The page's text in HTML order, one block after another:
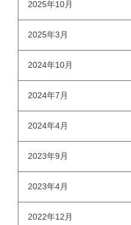
2025年10月
2025年3月
2024年10月
2024年7月
2024年4月
2023年9月
2023年4月
2022年12月